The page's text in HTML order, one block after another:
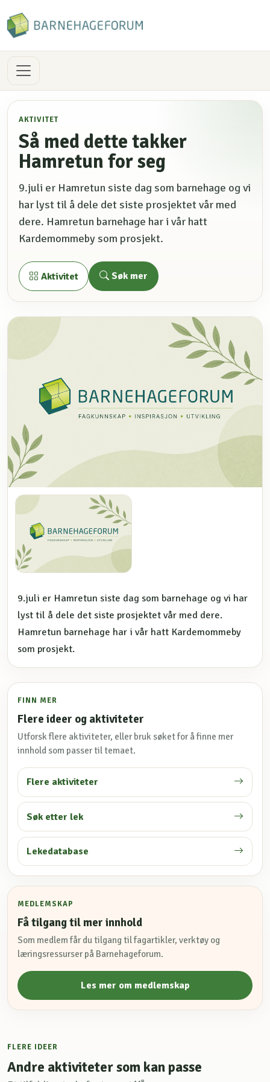
AKTIVITET
Så med dette takker
Hamretun for seg
9.juli er Hamretun siste dag som barnehage og vi
har lyst til å dele det siste prosjektet vår med
dere. Hamretun barnehage har i vår hatt
Kardemommeby som prosjekt.
Aktivitet Søk mer
9.juli er Hamretun siste dag som barnehage og vi har
lyst til å dele det siste prosjektet vår med dere.
Hamretun barnehage har i vår hatt Kardemommeby
som prosjekt.
FINN MER
Flere ideer og aktiviteter
Utforsk flere aktiviteter, eller bruk søket for å finne mer
innhold som passer til temaet.
Flere aktiviteter
Søk etter lek
Lekedatabase
MEDLEMSKAP
Få tilgang til mer innhold
Som medlem får du tilgang til fagartikler, verktøy og
læringsressurser på Barnehageforum.
Les mer om medlemskap
FLERE IDEER
Andre aktiviteter som kan passe